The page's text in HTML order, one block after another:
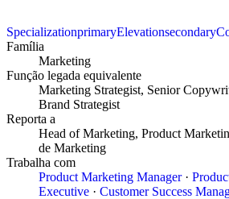
SpecializationprimaryElevationsecondary
Família
Marketing
Função legada equivalente
Marketing Strategist, Senior
Brand Strategist
Reporta a
Head of Marketing, Product
de Marketing
Trabalha com
Product Marketing Manager·
Executive · Customer Success